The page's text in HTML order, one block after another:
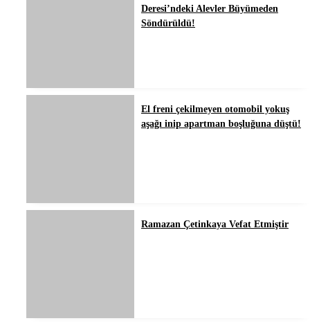
Deresi’ndeki Alevler Büyümeden
Söndürüldü!
El freni çekilmeyen otomobil yokuş
aşağı inip apartman boşluğuna düştü!
Ramazan Çetinkaya Vefat Etmiştir